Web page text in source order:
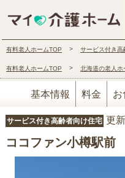
有料老人ホームTOP サービス付き高
有料老人ホームTOP 北海道の老人ホ
基本情報 料金 お
サービス付き高齢者向け住宅 更
ココファン小樽駅前